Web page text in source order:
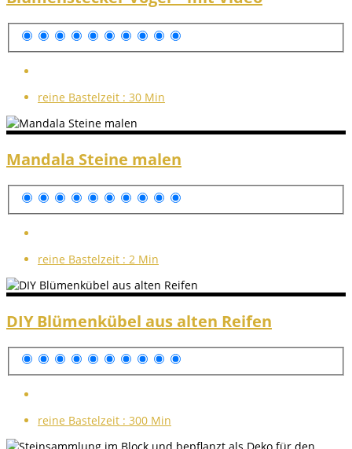
reine Bastelzeit : 30 Min
Mandala Steine malen
reine Bastelzeit : 2 Min
DIY Blümenkübel aus alten Reifen
reine Bastelzeit : 300 Min